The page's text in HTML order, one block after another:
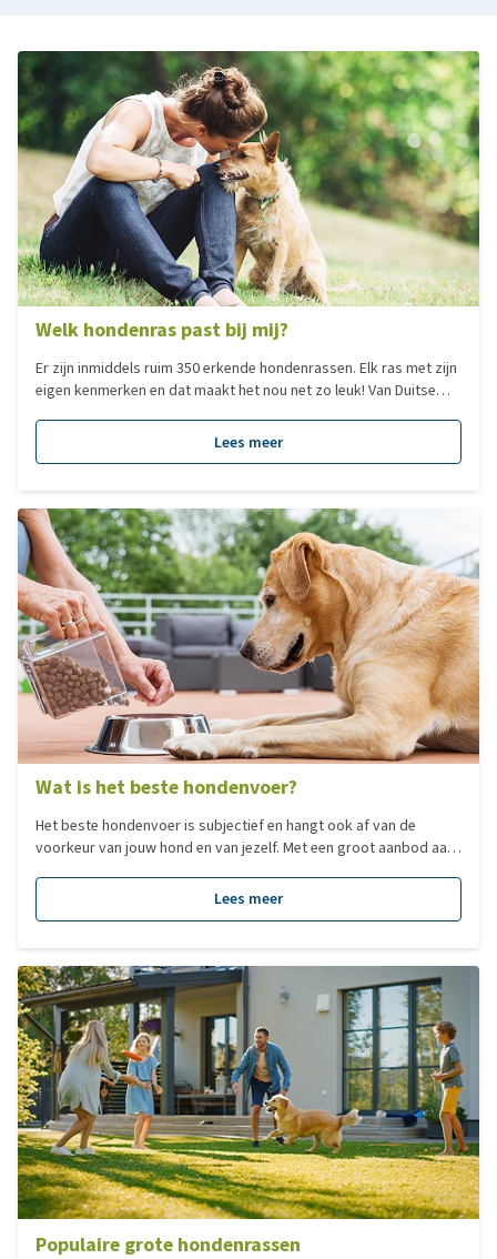
Welk hondenras past bij mij?
Er zijn inmiddels ruim 350 erkende hondenrassen. Elk ras met zijn
eigen kenmerken en dat maakt het nou net zo leuk! Van Duitse
mensen zoeken een hond op basis van het formaat. Dit zegt
echter niks over het karakter van een hond en dus ook niet of
Lees meer
Wat is het beste hondenvoer?
Het beste hondenvoer is subjectief en hangt ook af van de
voorkeur van jouw hond en van jezelf. Met een groot aanbod aan
gemaakt van de populairste voedingen per categorie!
Lees meer
Populaire grote hondenrassen